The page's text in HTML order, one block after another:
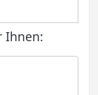
Ihnen: